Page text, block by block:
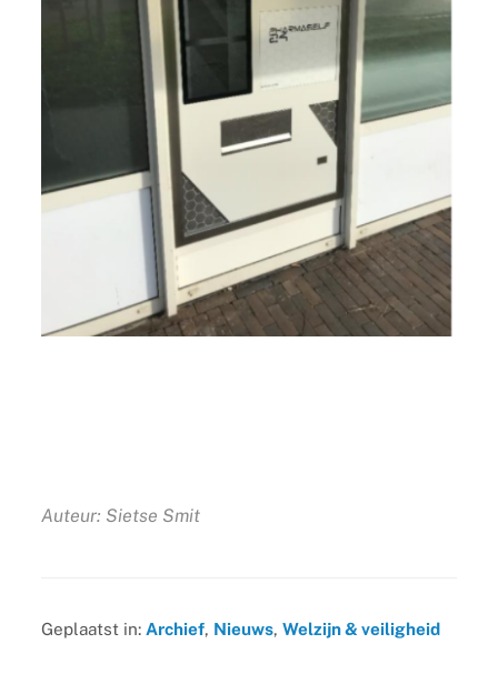
Auteur: Sietse Smit
Geplaatst in: Archief, Nieuws, Welzijn & veiligheid